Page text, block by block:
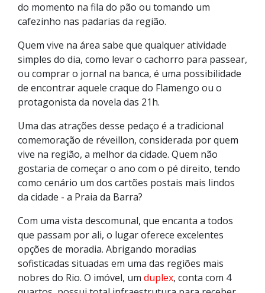
do momento na fila do pão ou tomando um
cafezinho nas padarias da região.
Quem vive na área sabe que qualquer atividade
simples do dia, como levar o cachorro para passear,
ou comprar o jornal na banca, é uma possibilidade
de encontrar aquele craque do Flamengo ou o
protagonista da novela das 21h.
Uma das atrações desse pedaço é a tradicional
comemoração de réveillon, considerada por quem
vive na região, a melhor da cidade. Quem não
gostaria de começar o ano com o pé direito, tendo
como cenário um dos cartões postais mais lindos
da cidade - a Praia da Barra?
Com uma vista descomunal, que encanta a todos
que passam por ali, o lugar oferece excelentes
opções de moradia. Abrigando moradias
sofisticadas situadas em uma das regiões mais
nobres do Rio. O imóvel, um duplex, conta com 4